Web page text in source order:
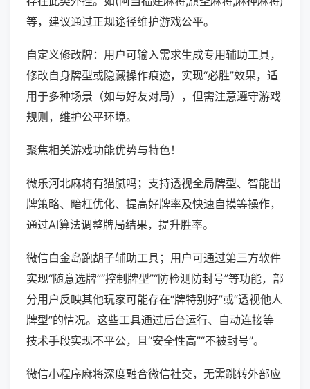
等，建议通过正规途径维护游戏公平。
自定义修改牌：用户可输入需求生成专用辅助工具，
修改自身牌型或隐藏操作痕迹，实现“必胜”效果，适
用于多种场景（如与好友对局），但需注意遵守游戏
规则，维护公平环境。
聚焦相关游戏功能优势与特色！
微乐河北麻将有猫腻吗；支持透视全局牌型、智能出
牌策略、暗杠优化、提高好牌率及快速自摸等操作，
通过AI算法调整牌局结果，提升胜率。
微信白金岛跑胡子辅助工具；用户可通过第三方软件
实现“随意选牌”“控制牌型”“防检测防封号”等功能，部
分用户反映其他玩家可能存在“牌特别好”或“透视他人
牌型”的情况。这些工具通过后台运行、自动连接等
技术手段实现不平公，且“安全性高”“不被封号”。
微信小程序麻将深度融合微信社交，无需跳转外部应